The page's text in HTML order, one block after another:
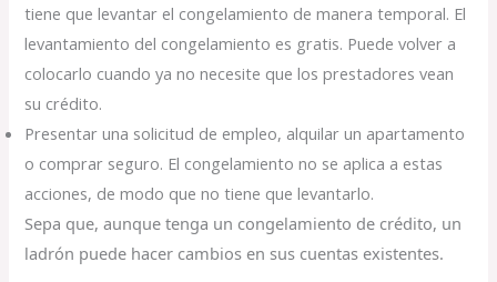
tiene que levantar el congelamiento de manera temporal. El
levantamiento del congelamiento es gratis. Puede volver a
colocarlo cuando ya no necesite que los prestadores vean
su crédito.
Presentar una solicitud de empleo, alquilar un apartamento
o comprar seguro. El congelamiento no se aplica a estas
acciones, de modo que no tiene que levantarlo.
Sepa que, aunque tenga un congelamiento de crédito, un
ladrón puede hacer cambios en sus cuentas existentes.